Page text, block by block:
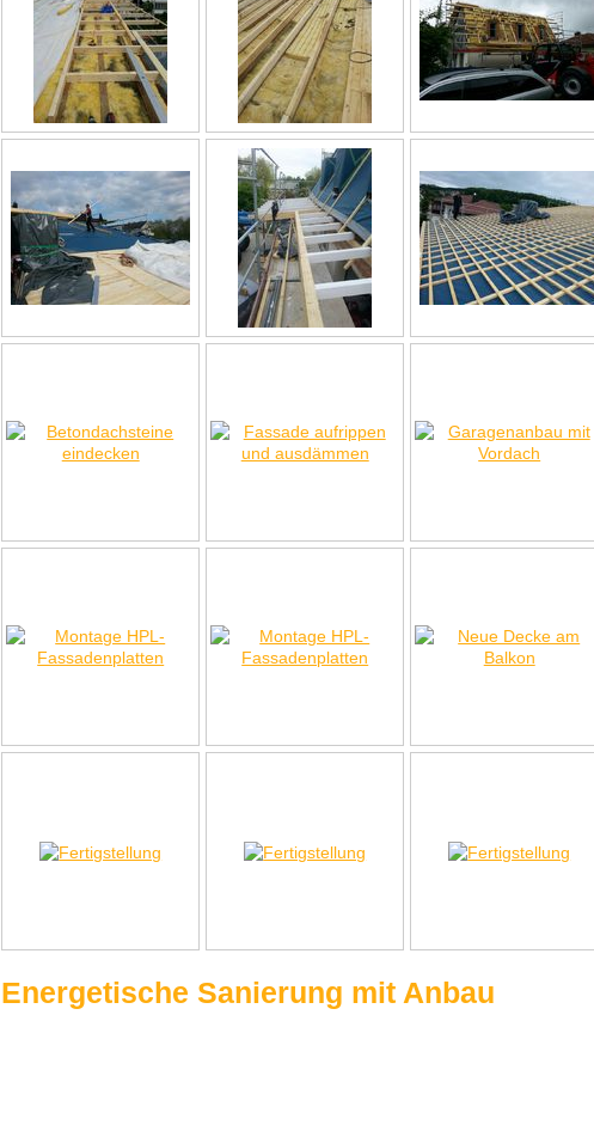
Energetische Sanierung mit Anbau